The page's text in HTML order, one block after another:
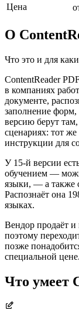
Цена
О
Что это и для
ContentReader
в компаниях
документе,
заполнение
версию берут
сценариях: тот
инструкции для
У 15-й версии
обучением —
языки, — а также
Распознаёт она
языках.
Вендор продаёт и
поэтому
позже
специальной цене.
Что умеет